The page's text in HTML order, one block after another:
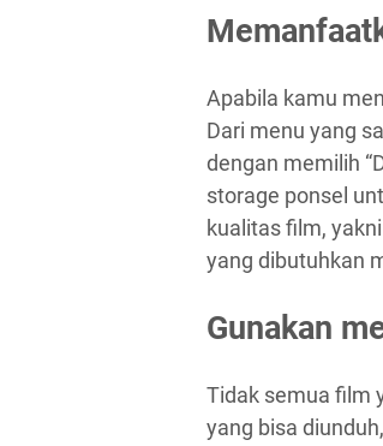
Apabila kamu
Dari menu yang
dengan memilih
storage ponsel
kualitas film,
yang dibutuhkan
Gunakan
Tidak semua film
yang bisa